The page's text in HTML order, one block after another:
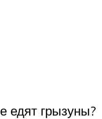
едят грызуны?